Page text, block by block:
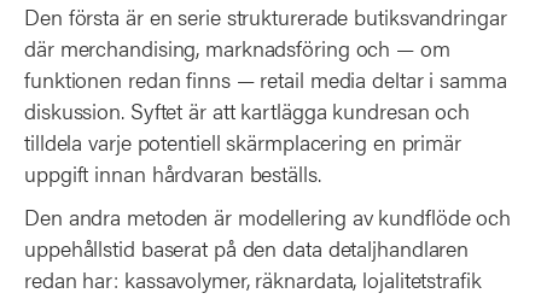
Den första är en serie strukturerade butiksvandringar
där merchandising, marknadsföring och — om
funktionen redan finns — retail media deltar i samma
diskussion. Syftet är att kartlägga kundresan och
tilldela varje potentiell skärmplacering en primär
uppgift innan hårdvaran beställs.
Den andra metoden är modellering av kundflöde och
uppehållstid baserat på den data detaljhandlaren
redan har: kassavolymer, räknardata, lojalitetstrafik